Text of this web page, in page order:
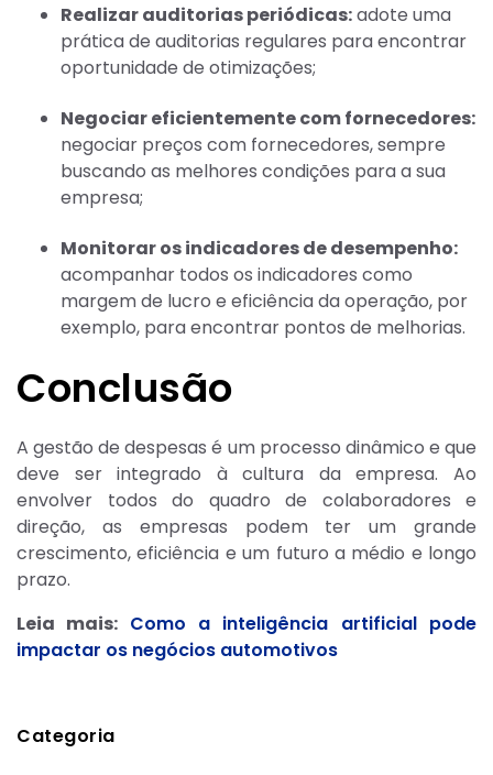
Realizar auditorias periódicas:adote uma
prática de auditorias regulares para encontrar
oportunidade de otimizações;
Negociar eficientemente com fornecedores:
negociar preços com fornecedores, sempre
buscando as melhores condições para a sua
empresa;
Monitorar os indicadores de desempenho:
acompanhar todos os indicadores como
margem de lucro e eficiência da operação, por
exemplo, para encontrar pontos de melhorias.
Conclusão
A gestão de despesas é um processo dinâmico e que
deve ser integrado à cultura da empresa. Ao
envolver todos do quadro de colaboradores e
direção, as empresas podem ter um grande
crescimento, eficiência e um futuro a médio e longo
prazo.
Leia mais: Como a inteligência artificial pode
impactar os negócios automotivos
Categoria